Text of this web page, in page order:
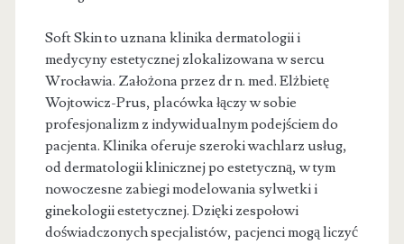
Soft Skin to uznana klinika dermatologii i
medycyny estetycznej zlokalizowana w sercu
Wrocławia. Założona przez dr n. med. Elżbietę
Wojtowicz-Prus, placówka łączy w sobie
profesjonalizm z indywidualnym podejściem do
pacjenta. Klinika oferuje szeroki wachlarz usług,
od dermatologii klinicznej po estetyczną, w tym
nowoczesne zabiegi modelowania sylwetki i
ginekologii estetycznej. Dzięki zespołowi
doświadczonych specjalistów, pacjenci mogą liczyć